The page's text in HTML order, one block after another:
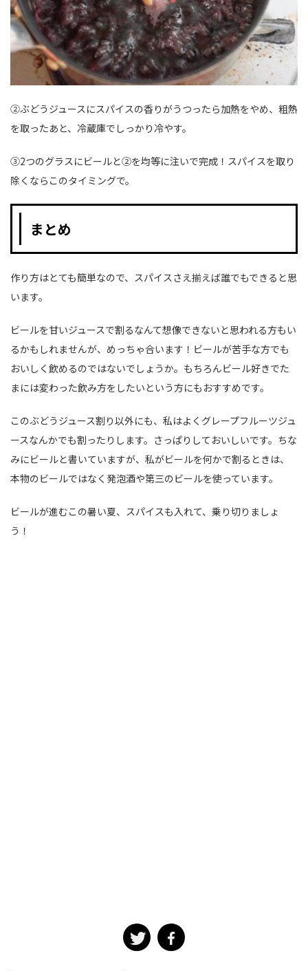
②ぶどうジュースにスパイスの香りがうつったら加熱をやめ、粗熱
を取ったあと、冷蔵庫でしっかり冷やす。
③2つのグラスにビールと②を均等に注いで完成！スパイスを取り
除くならこのタイミングで。
まとめ
作り方はとても簡単なので、スパイスさえ揃えば誰でもできると思
います。
ビールを甘いジュースで割るなんて想像できないと思われる方もい
るかもしれませんが、めっちゃ合います！ビールが苦手な方でも
おいしく飲めるのではないでしょうか。もちろんビール好きでた
まには変わった飲み方をしたいという方にもおすすめです。
このぶどうジュース割り以外にも、私はよくグレープフルーツジュ
ースなんかでも割ったりします。さっぱりしておいしいです。ちな
みにビールと書いていますが、私がビールを何かで割るときは、
本物のビールではなく発泡酒や第三のビールを使っています。
ビールが進むこの暑い夏、スパイスも入れて、乗り切りましょ
う！